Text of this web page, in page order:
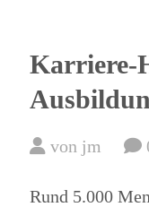
Karriere-
von jm
Rund 5.000